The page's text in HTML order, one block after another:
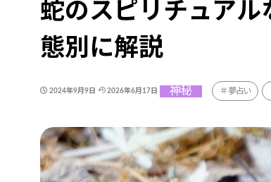
蛇のスピリチュア
態別に解説
2024年9月9日 2026年6月17日 神秘 夢占い